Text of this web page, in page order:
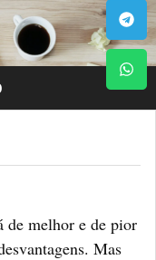
de melhor e de pior
Mas